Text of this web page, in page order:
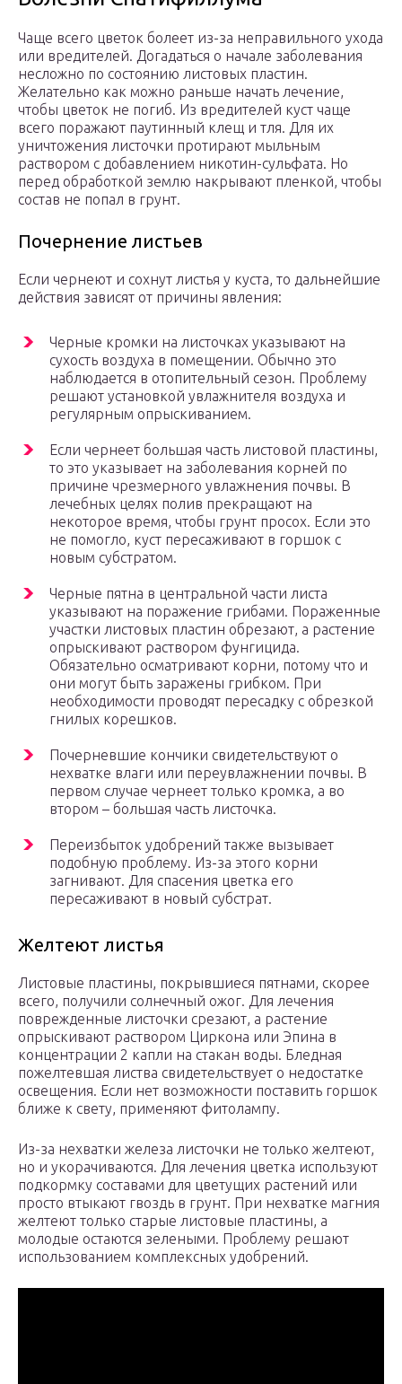
Чаще всего цветок болеет из-за неправильного ухода
или вредителей. Догадаться о начале заболевания
несложно по состоянию листовых пластин.
Желательно как можно раньше начать лечение,
чтобы цветок не погиб. Из вредителей куст чаще
всего поражают паутинный клещ и тля. Для их
уничтожения листочки протирают мыльным
раствором с добавлением никотин-сульфата. Но
перед обработкой землю накрывают пленкой, чтобы
состав не попал в грунт.
Почернение листьев
Если чернеют и сохнут листья у куста, то дальнейшие
действия зависят от причины явления:
Черные кромки на листочках указывают на
сухость воздуха в помещении. Обычно это
наблюдается в отопительный сезон. Проблему
решают установкой увлажнителя воздуха и
регулярным опрыскиванием.
Если чернеет большая часть листовой пластины,
то это указывает на заболевания корней по
причине чрезмерного увлажнения почвы. В
лечебных целях полив прекращают на
некоторое время, чтобы грунт просох. Если это
не помогло, куст пересаживают в горшок с
новым субстратом.
Черные пятна в центральной части листа
указывают на поражение грибами. Пораженные
участки листовых пластин обрезают, а растение
опрыскивают раствором фунгицида.
Обязательно осматривают корни, потому что и
они могут быть заражены грибком. При
необходимости проводят пересадку с обрезкой
гнилых корешков.
Почерневшие кончики свидетельствуют о
нехватке влаги или переувлажнении почвы. В
первом случае чернеет только кромка, а во
втором – большая часть листочка.
Переизбыток удобрений также вызывает
подобную проблему. Из-за этого корни
загнивают. Для спасения цветка его
пересаживают в новый субстрат.
Желтеют листья
Листовые пластины, покрывшиеся пятнами, скорее
всего, получили солнечный ожог. Для лечения
поврежденные листочки срезают, а растение
опрыскивают раствором Циркона или Эпина в
концентрации 2 капли на стакан воды. Бледная
пожелтевшая листва свидетельствует о недостатке
освещения. Если нет возможности поставить горшок
ближе к свету, применяют фитолампу.
Из-за нехватки железа листочки не только желтеют,
но и укорачиваются. Для лечения цветка используют
подкормку составами для цветущих растений или
просто втыкают гвоздь в грунт. При нехватке магния
желтеют только старые листовые пластины, а
молодые остаются зелеными. Проблему решают
использованием комплексных удобрений.